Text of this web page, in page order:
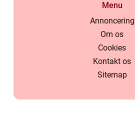
Menu
Annoncering
Om os
Cookies
Kontakt os
Sitemap